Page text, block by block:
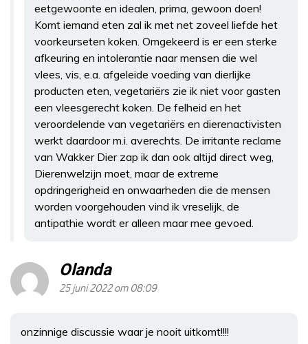
eetgewoonte en idealen, prima, gewoon doen!
Komt iemand eten zal ik met net zoveel liefde het
voorkeurseten koken. Omgekeerd is er een sterke
afkeuring en intolerantie naar mensen die wel
vlees, vis, e.a. afgeleide voeding van dierlijke
producten eten, vegetariërs zie ik niet voor gasten
een vleesgerecht koken. De felheid en het
veroordelende van vegetariërs en dierenactivisten
werkt daardoor m.i. averechts. De irritante reclame
van Wakker Dier zap ik dan ook altijd direct weg,
Dierenwelzijn moet, maar de extreme
opdringerigheid en onwaarheden die de mensen
worden voorgehouden vind ik vreselijk, de
antipathie wordt er alleen maar mee gevoed.
Olanda
25 juni 2022 om 08:09
onzinnige discussie waar je nooit uitkomt!!!!